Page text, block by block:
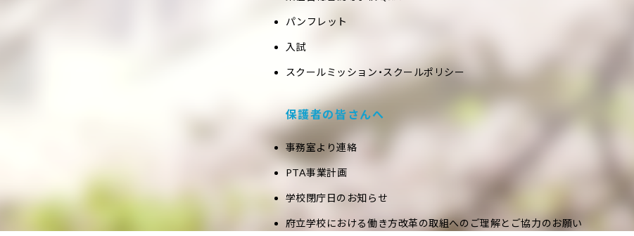
パンフレット
入試
スクールミッション・スクールポリシー
保護者の皆さんへ
事務室より連絡
PTA事業計画
学校閉庁日のお知らせ
府立学校における働き方改革の取組へのご理解とご協力のお願い